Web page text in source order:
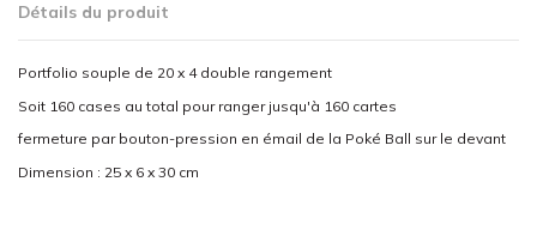
Détails du produit
Portfolio souple de 20 x 4 double rangement
Soit 160 cases au total pour ranger jusqu'à 160 cartes
fermeture par bouton-pression en émail de la Poké Ball sur le devant
Dimension : 25 x 6 x 30 cm